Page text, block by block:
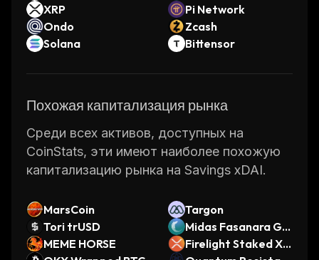
XRP
Pi Network
Ondo
Zcash
Solana
Bittensor
Похожая капитализация рынка
Среди всех активов, доступных на
CoinStats, эти имеют наиболее похожую
капитализацию рынка на Savings xDAI.
MarsCoin
Targon
Tori trUSD
Midas Fasanara Glo
bal
MEME HORSE
Firelight Staked XR